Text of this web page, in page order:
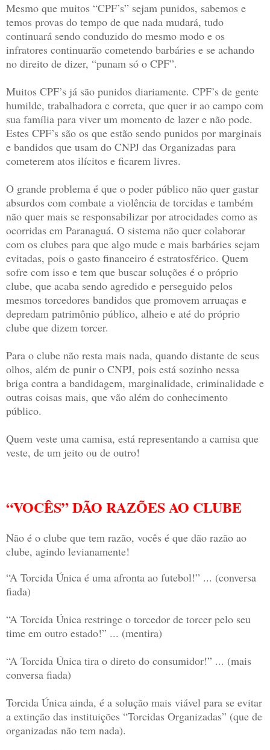
Mesmo que muitos “CPF’s” sejam punidos, sabemos e
temos provas do tempo de que nada mudará, tudo
continuará sendo conduzido do mesmo modo e os
infratores continuarão cometendo barbáries e se achando
no direito de dizer, “punam só o CPF”.
Muitos CPF’s já são punidos diariamente. CPF’s de gente
humilde, trabalhadora e correta, que quer ir ao campo com
sua família para viver um momento de lazer e não pode.
Estes CPF’s são os que estão sendo punidos por marginais
e bandidos que usam do CNPJ das Organizadas para
cometerem atos ilícitos e ficarem livres.
O grande problema é que o poder público não quer gastar
absurdos com combate a violência de torcidas e também
não quer mais se responsabilizar por atrocidades como as
ocorridas em Paranaguá. O sistema não quer colaborar
com os clubes para que algo mude e mais barbáries sejam
evitadas, pois o gasto financeiro é estratosférico. Quem
sofre com isso e tem que buscar soluções é o próprio
clube, que acaba sendo agredido e perseguido pelos
mesmos torcedores bandidos que promovem arruaças e
depredam patrimônio público, alheio e até do próprio
clube que dizem torcer.
Para o clube não resta mais nada, quando distante de seus
olhos, além de punir o CNPJ, pois está sozinho nessa
briga contra a bandidagem, marginalidade, criminalidade e
outras coisas mais, que vão além do conhecimento
público.
Quem veste uma camisa, está representando a camisa que
veste, de um jeito ou de outro!
“VOCÊS” DÃO RAZÕES AO CLUBE
Não é o clube que tem razão, vocês é que dão razão ao
clube, agindo levianamente!
“A Torcida Única é uma afronta ao futebol!” ... (conversa
fiada)
“A Torcida Única restringe o torcedor de torcer pelo seu
time em outro estado!” ... (mentira)
“A Torcida Única tira o direto do consumidor!” ... (mais
conversa fiada)
Torcida Única ainda, é a solução mais viável para se evitar
a extinção das instituições “Torcidas Organizadas” (que de
organizadas não tem nada).